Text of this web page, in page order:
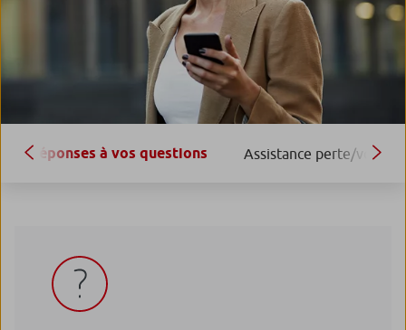
Réponses à vos questions Assistance perte/vol